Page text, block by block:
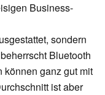
Business-
sondern
Bluetooth
können ganz gut mit
ist aber